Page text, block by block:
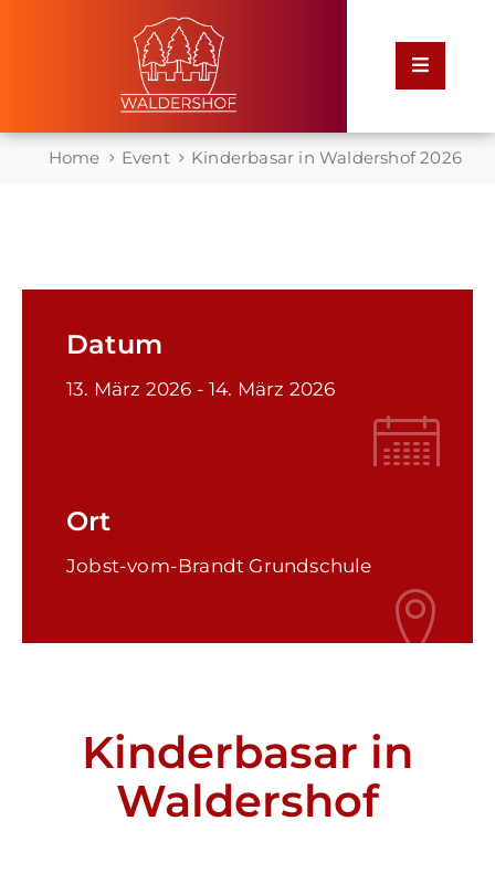
Home Event Kinderbasar in Waldershof 2026
Leben
Kontakt
Notfall
Datum
13. März 2026 - 14. März 2026
Ort
Jobst-vom-Brandt Grundschule
Kinderbasar in
Waldershof